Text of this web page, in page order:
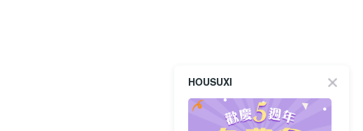
HOUSUXI